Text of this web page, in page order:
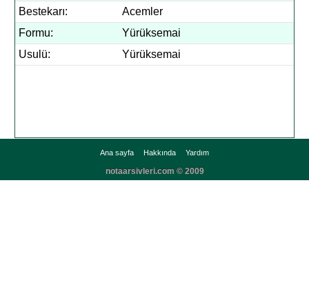
Bestekarı:
Acemler
Formu:
Yürüksemai
Usulü:
Yürüksemai
Ana sayfa Hakkında Yardım
notaarsivleri.com © 2009